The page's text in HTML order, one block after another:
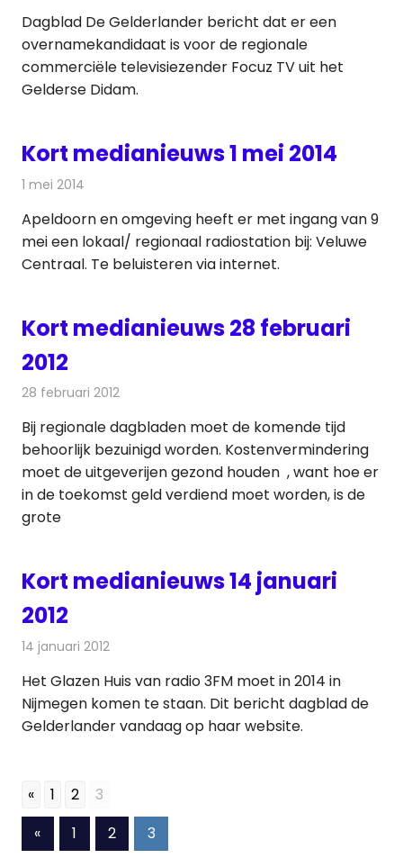
Dagblad De Gelderlander bericht dat er een
overnamekandidaat is voor de regionale
commerciële televisiezender Focuz TV uit het
Gelderse Didam.
Kort medianieuws 1 mei 2014
1 mei 2014
Apeldoorn en omgeving heeft er met ingang van 9
mei een lokaal/ regionaal radiostation bij: Veluwe
Centraal. Te beluisteren via internet.
Kort medianieuws 28 februari
2012
28 februari 2012
Bij regionale dagbladen moet de komende tijd
behoorlijk bezuinigd worden. Kostenvermindering
moet de uitgeverijen gezond houden , want hoe er
in de toekomst geld verdiend moet worden, is de
grote
Kort medianieuws 14 januari
2012
14 januari 2012
Het Glazen Huis van radio 3FM moet in 2014 in
Nijmegen komen te staan. Dit bericht dagblad de
Gelderlander vandaag op haar website.
« 1 2 3
Berichten
«Vorige
berichten
1 2 3